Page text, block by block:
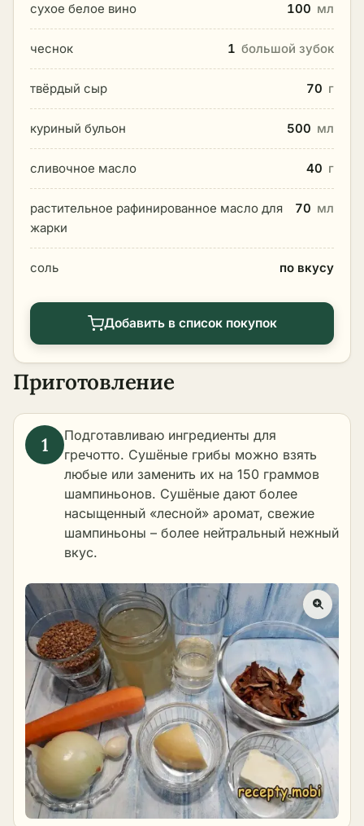
сухое белое вино 100 мл
чеснок 1 большой зубок
твёрдый сыр 70 г
куриный бульон 500 мл
сливочное масло 40 г
растительное рафинированное масло для
жарки
70 мл
соль по вкусу
Добавить в список покупок
Приготовление
Подготавливаю ингредиенты для
гречотто. Сушёные грибы можно взять
любые или заменить их на 150 граммов
шампиньонов. Сушёные дают более
насыщенный «лесной» аромат, свежие
шампиньоны – более нейтральный нежный
вкус.